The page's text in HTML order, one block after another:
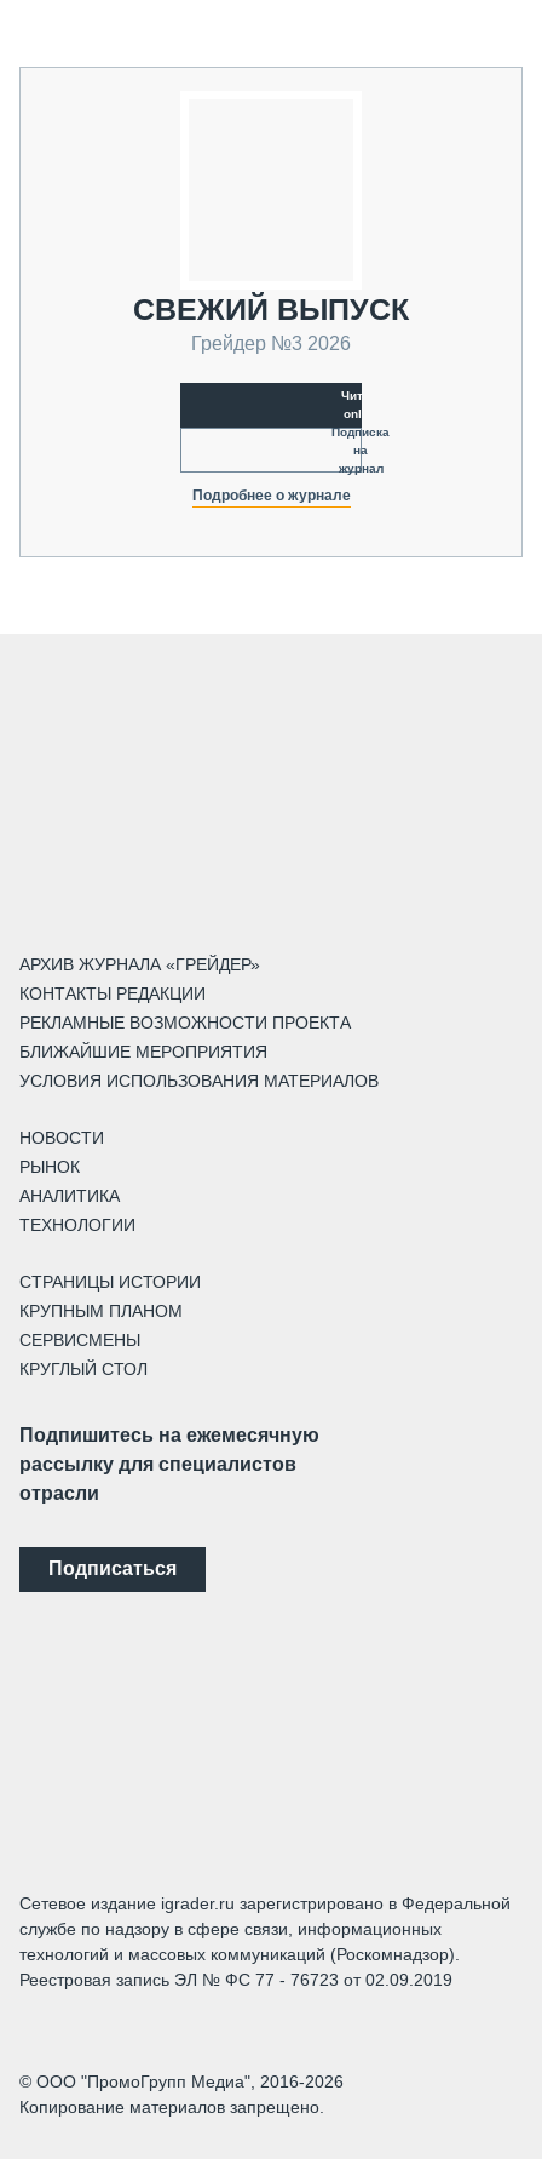
СВЕЖИЙ ВЫПУСК
Грейдер №3 2026
Читать
online
Подписка
на
журнал
Подробнее о журнале
АРХИВ ЖУРНАЛА «ГРЕЙДЕР»
КОНТАКТЫ РЕДАКЦИИ
РЕКЛАМНЫЕ ВОЗМОЖНОСТИ ПРОЕКТА
БЛИЖАЙШИЕ МЕРОПРИЯТИЯ
УСЛОВИЯ ИСПОЛЬЗОВАНИЯ МАТЕРИАЛОВ
НОВОСТИ
РЫНОК
АНАЛИТИКА
ТЕХНОЛОГИИ
СТРАНИЦЫ ИСТОРИИ
КРУПНЫМ ПЛАНОМ
СЕРВИСМЕНЫ
КРУГЛЫЙ СТОЛ
Подпишитесь на ежемесячную
рассылку для специалистов
отрасли
Подписаться
Сетевое издание igrader.ru зарегистрировано в Федеральной
службе по надзору в сфере связи, информационных
технологий и массовых коммуникаций (Роскомнадзор).
Реестровая запись ЭЛ № ФС 77 - 76723 от 02.09.2019
© ООО "ПромоГрупп Медиа", 2016-2026
Копирование материалов запрещено.